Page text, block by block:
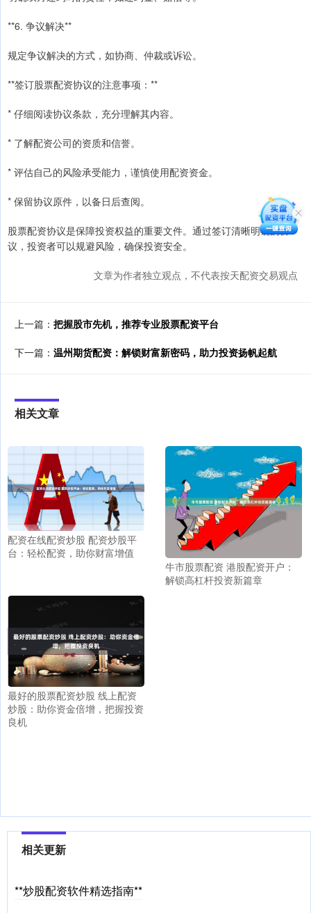
**6. 争议解决**
规定争议解决的方式，如协商、仲裁或诉讼。
**签订股票配资协议的注意事项：**
* 仔细阅读协议条款，充分理解其内容。
* 了解配资公司的资质和信誉。
* 评估自己的风险承受能力，谨慎使用配资资金。
* 保留协议原件，以备日后查阅。
股票配资协议是保障投资权益的重要文件。通过签订清晰明确的协
议，投资者可以规避风险，确保投资安全。
文章为作者独立观点，不代表按天配资交易观点
上一篇： 把握股市先机，推荐专业股票配资平台
下一篇： 温州期货配资：解锁财富新密码，助力投资扬帆起航
相关文章
配资在线配资炒股 配资炒股平
台：轻松配资，助你财富增值
牛市股票配资 港股配资开户：
解锁高杠杆投资新篇章
最好的股票配资炒股 线上配资
炒股：助你资金倍增，把握投资
良机
相关更新
**炒股配资软件精选指南**